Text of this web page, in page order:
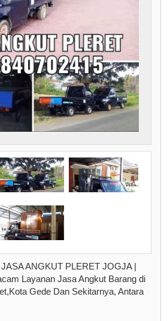
ANGKUT PLERET JOGJA |
Layanan Jasa Angkut Barang di
Gede Dan Sekitarnya, Antara